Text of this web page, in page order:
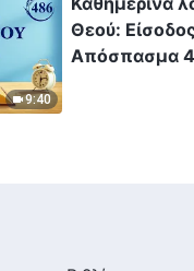
9:40
Θεού:
Απόσπασμα